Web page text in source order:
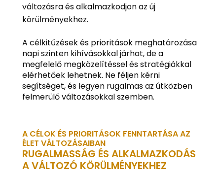
változásra és alkalmazkodjon az új
körülményekhez.
A célkitűzések és prioritások meghatározása
napi szinten kihívásokkal járhat, de a
megfelelő megközelítéssel és stratégiákkal
elérhetőek lehetnek. Ne féljen kérni
segítséget, és legyen rugalmas az útközben
felmerülő változásokkal szemben.
A CÉLOK ÉS PRIORITÁSOK FENNTARTÁSA AZ
ÉLET VÁLTOZÁSAIBAN
RUGALMASSÁG ÉS ALKALMAZKODÁS
A VÁLTOZÓ KÖRÜLMÉNYEKHEZ